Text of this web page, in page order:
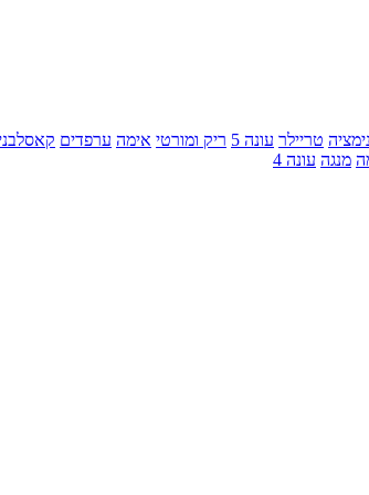
טריילר עונה 5 ריק ומורטי אימה ערפדים
מנגה עונה 4